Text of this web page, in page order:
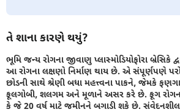
તે શાના કારણે થયું?
ભૂમિ જન્ય રોગના જીવાણુ પ્લાસ્મોડિયોફોરા બ્રેસિકે
આ રોગના લક્ષણો નિર્માણ થાય છે. એ સંપૂર્ણપણે
છોડની સાથે શ્રેણી બધા મહત્ત્વના પાકને, જેમકે
ફૂલગોબી, શલગમ અને મૂળાને અસર કરે છે. ફૂગ રોગના
કે જે 20 વર્ષ માટે જમીનને બગાડી શકે છે. સંવેદનશીલ